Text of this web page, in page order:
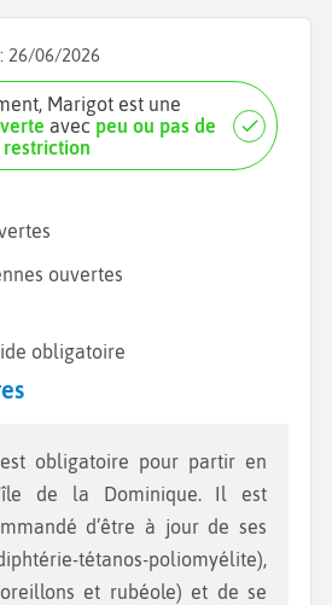
26/06/2026
avec peu ou pas de
restriction
ouvertes
obligatoire
de la Dominique. Il est
d’être à jour de ses
tétanos-poliomyélite),
et rubéole) et de se